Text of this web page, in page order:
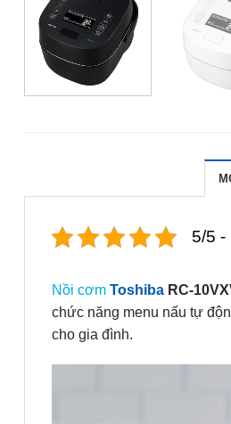
5/5 -
Nồi cơm Toshiba RC-
chức năng menu nấu tự
cho gia đình.